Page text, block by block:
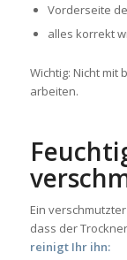
Vorderseite
alles korrekt
Wichtig: Nicht mit
arbeiten.
Ein verschmutzter
dass der
reinigt Ihr ihn: